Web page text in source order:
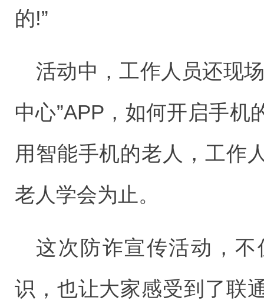
的!”
活动中，工作人员还现
中心”APP，如何开启手机
用智能手机的老人，工作
老人学会为止。
这次防诈宣传活动，
识，也让大家感受到了联